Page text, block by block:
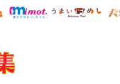
ウレぴあ総研 ディズニ
mimot. う